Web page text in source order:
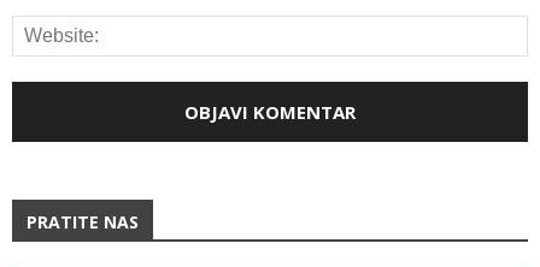
PRATITE NAS